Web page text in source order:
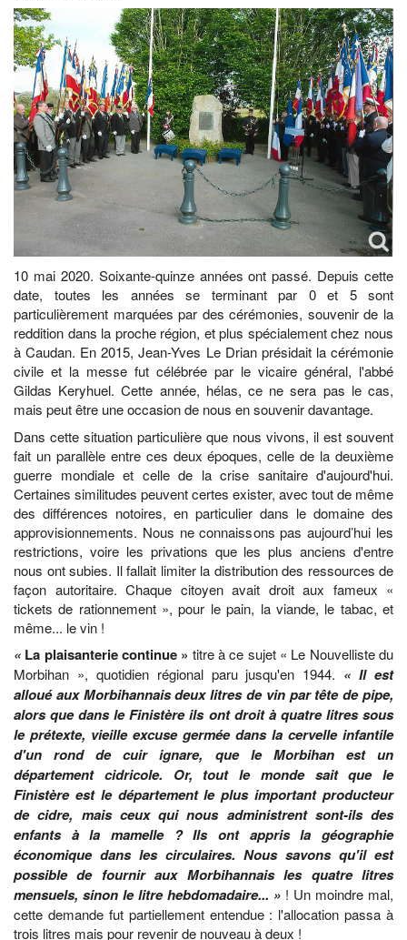
10 mai 2020. Soixante-quinze années ont passé. Depuis cette
date, toutes les années se terminant par 0 et 5 sont
particulièrement marquées par des cérémonies, souvenir de la
reddition dans la proche région, et plus spécialement chez nous
à Caudan. En 2015, Jean-Yves Le Drian présidait la cérémonie
civile et la messe fut célébrée par le vicaire général, l'abbé
Gildas Keryhuel. Cette année, hélas, ce ne sera pas le cas,
mais peut être une occasion de nous en souvenir davantage.
Dans cette situation particulière que nous vivons, il est souvent
fait un parallèle entre ces deux époques, celle de la deuxième
guerre mondiale et celle de la crise sanitaire d'aujourd'hui.
Certaines similitudes peuvent certes exister, avec tout de même
des différences notoires, en particulier dans le domaine des
approvisionnements. Nous ne connaissons pas aujourd’hui les
restrictions, voire les privations que les plus anciens d'entre
nous ont subies. Il fallait limiter la distribution des ressources de
façon autoritaire. Chaque citoyen avait droit aux fameux «
tickets de rationnement », pour le pain, la viande, le tabac, et
même... le vin !
« La plaisanterie continue » titre à ce sujet « Le Nouvelliste du
Morbihan », quotidien régional paru jusqu'en 1944. « Il est
alloué aux Morbihannais deux litres de vin par tête de pipe,
alors que dans le Finistère ils ont droit à quatre litres sous
le prétexte, vieille excuse germée dans la cervelle infantile
d'un rond de cuir ignare, que le Morbihan est un
département cidricole. Or, tout le monde sait que le
Finistère est le département le plus important producteur
de cidre, mais ceux qui nous administrent sont-ils des
enfants à la mamelle ? Ils ont appris la géographie
économique dans les circulaires. Nous savons qu'il est
possible de fournir aux Morbihannais les quatre litres
mensuels, sinon le litre hebdomadaire... » ! Un moindre mal,
cette demande fut partiellement entendue : l'allocation passa à
trois litres mais pour revenir de nouveau à deux !